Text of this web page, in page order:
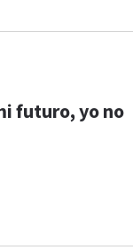
futuro, yo no